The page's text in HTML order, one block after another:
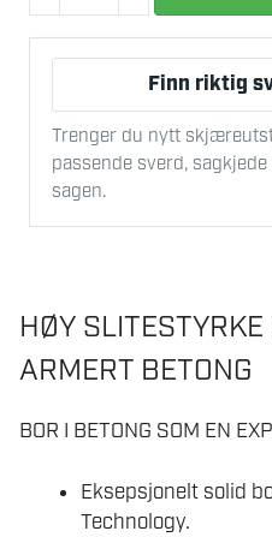
MAX-
8X
32X520MM
antall
Finn riktig
Trenger du nytt
passende sverd,
sagen.
HØY SLITESTYRKE
ARMERT BETONG
BOR I BETONG SOM EN
Eksepsjonelt solid
Technology.